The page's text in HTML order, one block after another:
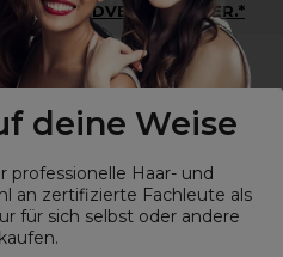
deine Weise
professionelle Haar- und
an zertifizierte Fachleute als
für sich selbst oder andere
FÜR ENDVERBRAUCHER.*